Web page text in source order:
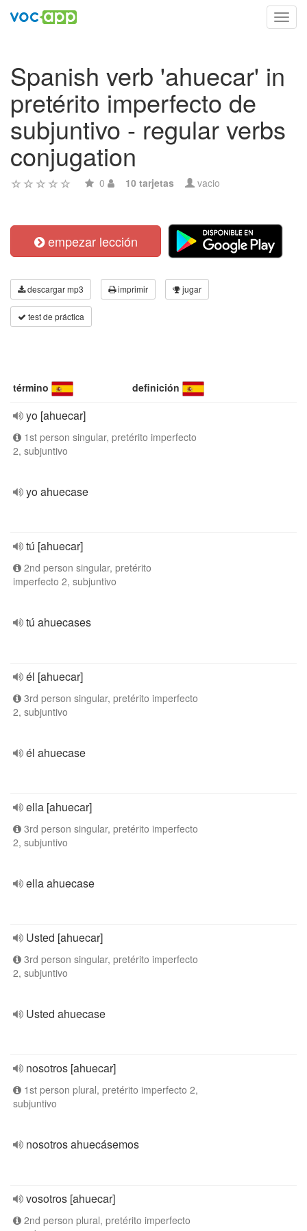
Spanish verb 'ahuecar' in
pretérito imperfecto de
subjuntivo - regular verbs
conjugation
0 10 tarjetas vacio
empezar lección
descargar mp3 imprimir jugar
test de práctica
término definición
yo [ahuecar]
1st person singular, pretérito imperfecto
2, subjuntivo
yo ahuecase
tú [ahuecar]
2nd person singular, pretérito
imperfecto 2, subjuntivo
tú ahuecases
él [ahuecar]
3rd person singular, pretérito imperfecto
2, subjuntivo
él ahuecase
ella [ahuecar]
3rd person singular, pretérito imperfecto
2, subjuntivo
ella ahuecase
Usted [ahuecar]
3rd person singular, pretérito imperfecto
2, subjuntivo
Usted ahuecase
nosotros [ahuecar]
1st person plural, pretérito imperfecto 2,
subjuntivo
nosotros ahuecásemos
vosotros [ahuecar]
2nd person plural, pretérito imperfecto